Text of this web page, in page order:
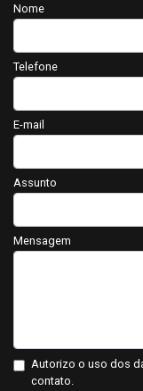
Nome
Telefone
E-mail
Assunto
Mensagem
Autorizo o uso dos
contato.